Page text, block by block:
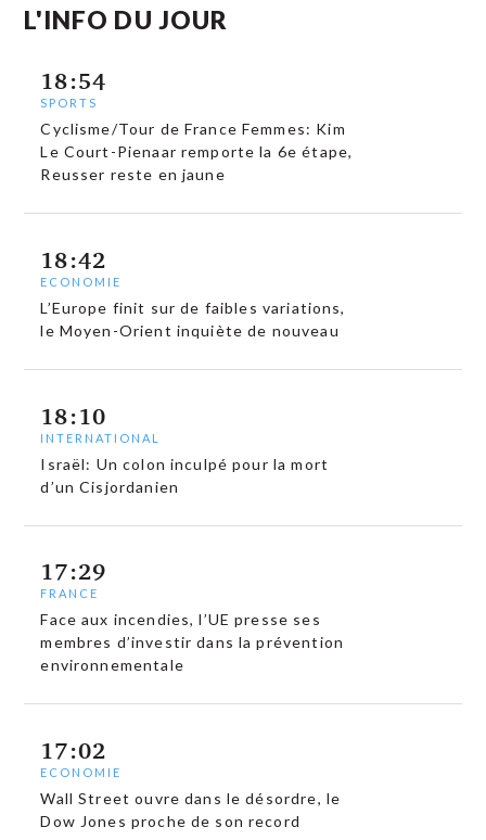
L'INFO DU JOUR
18:54
SPORTS
Cyclisme/Tour de France Femmes: Kim
Le Court-Pienaar remporte la 6e étape,
Reusser reste en jaune
18:42
ECONOMIE
L’Europe finit sur de faibles variations,
le Moyen-Orient inquiète de nouveau
18:10
INTERNATIONAL
Israël: Un colon inculpé pour la mort
d’un Cisjordanien
17:29
FRANCE
Face aux incendies, l’UE presse ses
membres d’investir dans la prévention
environnementale
17:02
ECONOMIE
Wall Street ouvre dans le désordre, le
Dow Jones proche de son record